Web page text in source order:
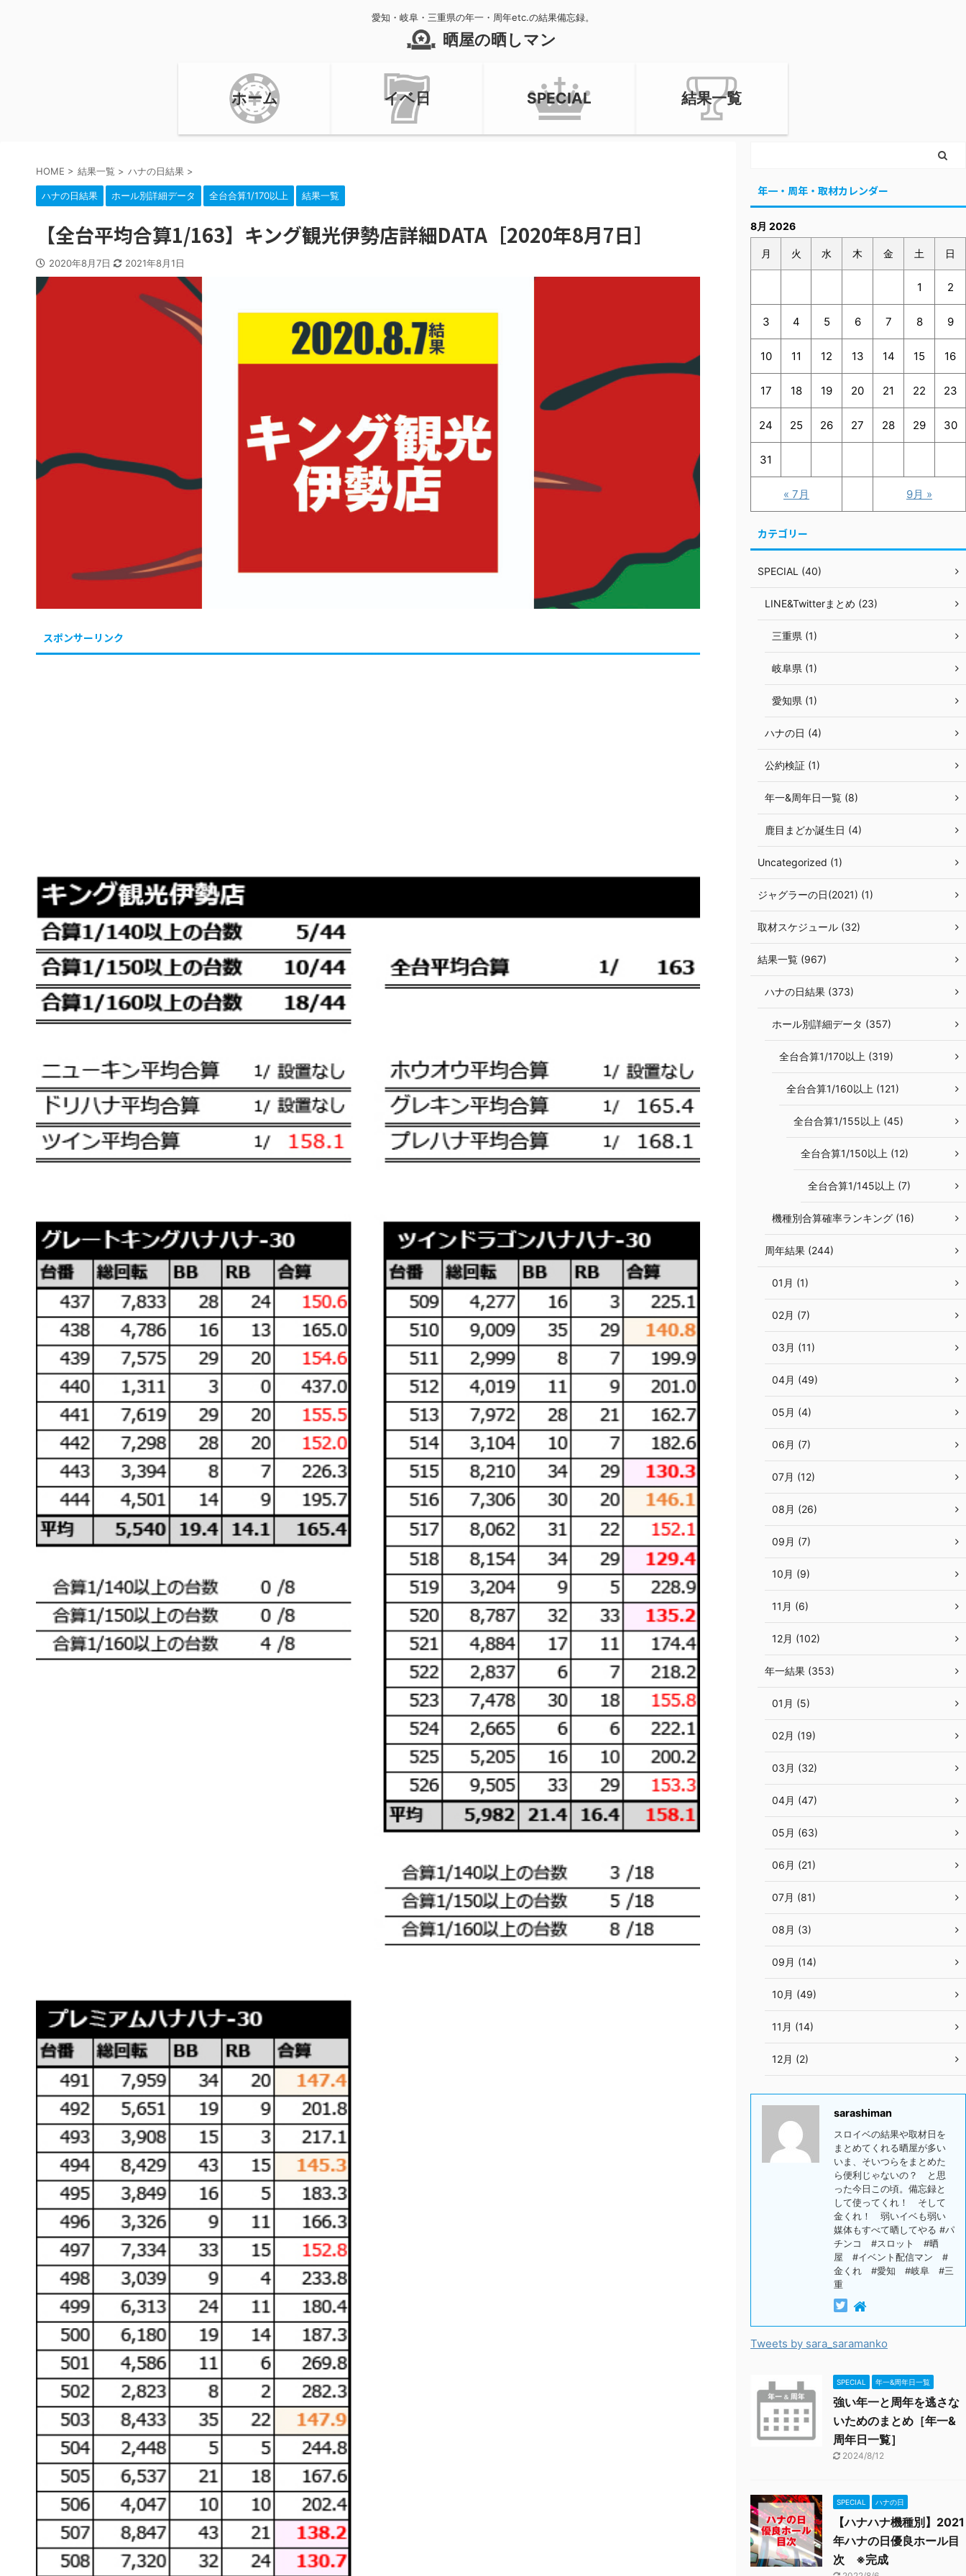
愛知・岐阜・三重県の年一・周年etc.の結果備忘録。
晒屋の晒しマン
ホーム イベ日 SPECIAL 結果一覧
HOME > 結果一覧 > ハナの日結果 >
ハナの日結果 ホール別詳細データ 全台合算1/170以上 結果一覧
【全台平均合算1/163】キング観光伊勢店詳細DATA［2020年8月7日］
2020年8月7日 2021年8月1日
スポンサーリンク
年一・周年・取材カレンダー
8月 2026
月 火 水 木 金 土 日
1 2
3 4 5 6 7 8 9
10 11 12 13 14 15 16
17 18 19 20 21 22 23
24 25 26 27 28 29 30
31
« 7月 9月 »
カテゴリー
SPECIAL (40)
LINE&Twitterまとめ (23)
三重県 (1)
岐阜県 (1)
愛知県 (1)
ハナの日 (4)
公約検証 (1)
年一&周年日一覧 (8)
鹿目まどか誕生日 (4)
Uncategorized (1)
ジャグラーの日(2021) (1)
取材スケジュール (32)
結果一覧 (967)
ハナの日結果 (373)
ホール別詳細データ (357)
全台合算1/170以上 (319)
全台合算1/160以上 (121)
全台合算1/155以上 (45)
全台合算1/150以上 (12)
全台合算1/145以上 (7)
機種別合算確率ランキング (16)
周年結果 (244)
01月 (1)
02月 (7)
03月 (11)
04月 (49)
05月 (4)
06月 (7)
07月 (12)
08月 (26)
09月 (7)
10月 (9)
11月 (6)
12月 (102)
年一結果 (353)
01月 (5)
02月 (19)
03月 (32)
04月 (47)
05月 (63)
06月 (21)
07月 (81)
08月 (3)
09月 (14)
10月 (49)
11月 (14)
12月 (2)
sarashiman
スロイベの結果や取材日を
まとめてくれる晒屋が多い
いま、そいつらをまとめた
ら便利じゃないの？ と思
った今日この頃。備忘録と
して使ってくれ！ そして
金くれ！ 弱いイベも弱い
媒体もすべて晒してやる #パ
チンコ #スロット #晒
屋 #イベント配信マン #
金くれ #愛知 #岐阜 #三
重
Tweets by sara_saramanko
SPECIAL 年一&周年日一覧
強い年一と周年を逃さな
いためのまとめ［年一&
周年日一覧］
2024/8/12
SPECIAL ハナの日
【ハナハナ機種別】2021
年ハナの日優良ホール目
次 ※完成